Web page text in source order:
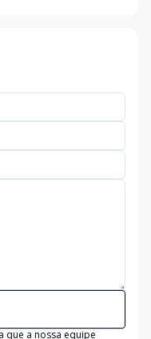
que a nossa equipe